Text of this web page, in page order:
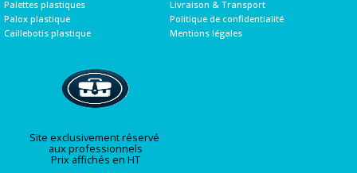
Palettes plastiques
Palox plastique
Caillebotis plastique
Livraison & Transport
Politique de confidentialité
Mentions légales
Site exclusivement réservé
aux professionnels
Prix affichés en HT